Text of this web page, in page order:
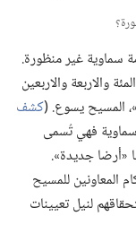
سماوية غير منظورة.‏
والاربعة والاربعين
المسيح يسوع.‏ (‏كشف
فهي تُسمى
«أرضا جديدة».‏
المعاونين للمسيح
لنيل تعيينات